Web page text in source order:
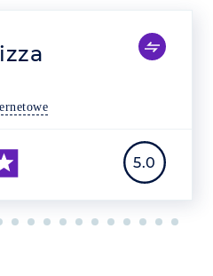
5.0